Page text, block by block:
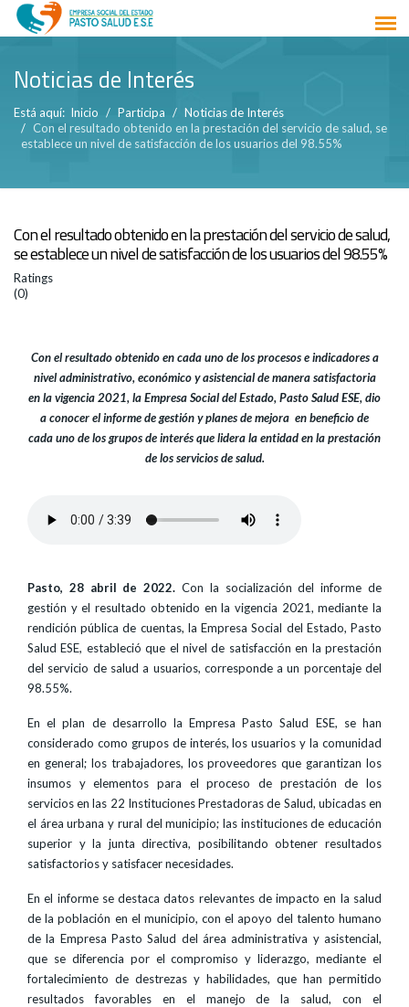
Noticias de Interés
Está aquí: Inicio Participa
Noticias de Interés
Con el resultado obtenido en la prestación del servicio de salud, se
establece un nivel de satisfacción de los usuarios del 98.55%
Con el resultado obtenido en la prestación del servicio de salud,
se establece un nivel de satisfacción de los usuarios del 98.55%
Ratings
(0)
Con el resultado obtenido en cada uno de los procesos e indicadores a
nivel administrativo, económico y asistencial de manera satisfactoria
en la vigencia 2021, la Empresa Social del Estado, Pasto Salud ESE, dio
a conocer el informe de gestión y planes de mejora en beneficio de
cada uno de los grupos de interés que lidera la entidad en la prestación
de los servicios de salud.
Pasto, 28 abril de 2022. Con la socialización del informe de
gestión y el resultado obtenido en la vigencia 2021, mediante la
rendición pública de cuentas, la Empresa Social del Estado, Pasto
Salud ESE, estableció que el nivel de satisfacción en la prestación
del servicio de salud a usuarios, corresponde a un porcentaje del
98.55%.
En el plan de desarrollo la Empresa Pasto Salud ESE, se han
considerado como grupos de interés, los usuarios y la comunidad
en general; los trabajadores, los proveedores que garantizan los
insumos y elementos para el proceso de prestación de los
servicios en las 22 Instituciones Prestadoras de Salud, ubicadas en
el área urbana y rural del municipio; las instituciones de educación
superior y la junta directiva, posibilitando obtener resultados
satisfactorios y satisfacer necesidades.
En el informe se destaca datos relevantes de impacto en la salud
de la población en el municipio, con el apoyo del talento humano
de la Empresa Pasto Salud del área administrativa y asistencial,
que se diferencia por el compromiso y liderazgo, mediante el
fortalecimiento de destrezas y habilidades, que han permitido
resultados favorables en el manejo de la salud, con el